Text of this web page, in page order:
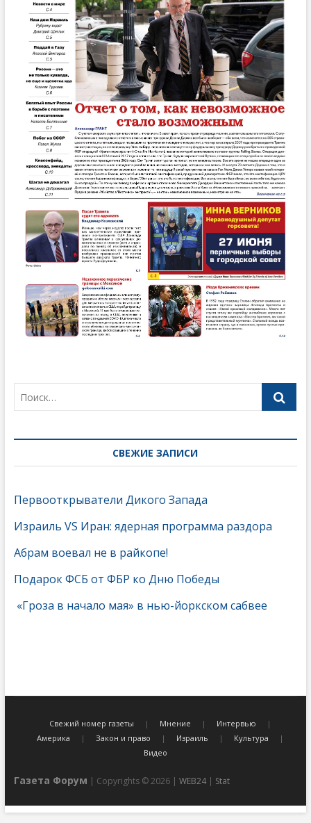
СВЕЖИЕ ЗАПИСИ
Первооткрыватели Дикого Запада
Израиль VS Иран: ядерная программа раздора
Абрам воевал не в райкопе!
Подарок ФСБ от ФБР ко Дню Победы
«Гроза в начало мая» в нью-йоркском сабвее
Свежий номер газеты Мнение
Интервью
Америка
Закон и право Израиль
Культура
Видео
Газета Форум | Copyrights © 2026 | WEB24| Stat